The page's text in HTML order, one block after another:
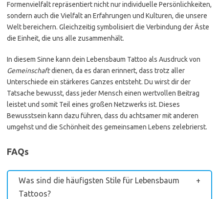
Formenvielfalt repräsentiert nicht nur individuelle Persönlichkeiten,
sondern auch die Vielfalt an Erfahrungen und Kulturen, die unsere
Welt bereichern. Gleichzeitig symbolisiert die Verbindung der Äste
die Einheit, die uns alle zusammenhält.
In diesem Sinne kann dein Lebensbaum Tattoo als Ausdruck von
Gemeinschaftdienen, da es daran erinnert, dass trotz aller
Unterschiede ein stärkeres Ganzes entsteht. Du wirst dir der
Tatsache bewusst, dass jeder Mensch einen wertvollen Beitrag
leistet und somit Teil eines großen Netzwerks ist. Dieses
Bewusstsein kann dazu führen, dass du achtsamer mit anderen
umgehst und die Schönheit des gemeinsamen Lebens zelebrierst.
FAQs
Was sind die häufigsten Stile für Lebensbaum
Tattoos?